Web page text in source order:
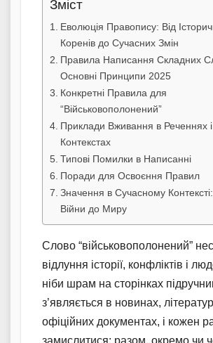
Зміст
Еволюція Правопису: Від
Коренів до Сучасних Змін
Правила Написання Складних
Основні Принципи 2025
Конкретні Правила для
“Військовополонений”
Приклади Вживання в Реченнях і
Контекстах
Типові Помилки в Написанні
Поради для Освоєння Правил
Значення в Сучасному
Війни до Миру
Слово “військовополонений”
відлуння історії, конфліктів і
ніби шрам на сторінках
з’являється в новинах,
офіційних документах, і кожен